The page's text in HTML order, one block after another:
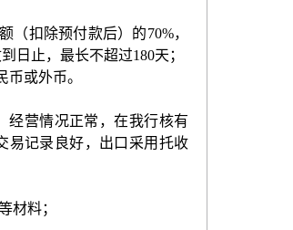
（扣除预付款后）的70%，
日止，最长不超过180天；
或外币。
经营情况正常，在我行核有
易记录良好，出口采用托收
材料；